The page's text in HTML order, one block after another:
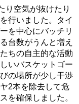
空気が抜けたり
行いました。タイ
を中心にバッチリ
台数がうんと増え
ちの自主的な活動
いバスケットゴー
の場所が少し干渉
2本を除去して危
を確保しました。